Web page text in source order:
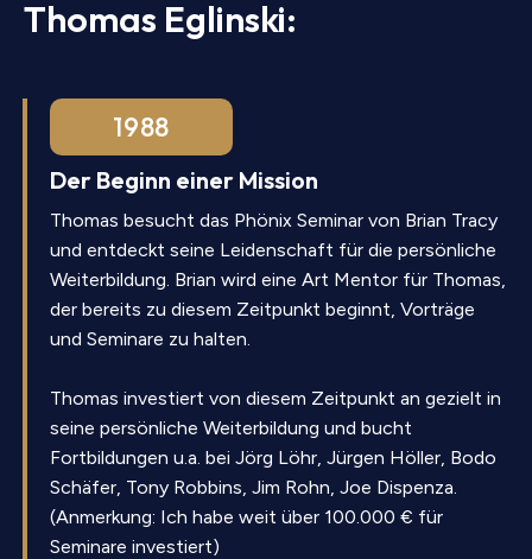
Thomas Eglinski:
1988
Der Beginn einer Mission
Thomas besucht das Phönix Seminar von Brian Tracy
und entdeckt seine Leidenschaft für die persönliche
Weiterbildung. Brian wird eine Art Mentor für Thomas,
der bereits zu diesem Zeitpunkt beginnt, Vorträge
und Seminare zu halten.
Thomas investiert von diesem Zeitpunkt an gezielt in
seine persönliche Weiterbildung und bucht
Fortbildungen u.a. bei Jörg Löhr, Jürgen Höller, Bodo
Schäfer, Tony Robbins, Jim Rohn, Joe Dispenza.
(Anmerkung: Ich habe weit über 100.000 € für
Seminare investiert)